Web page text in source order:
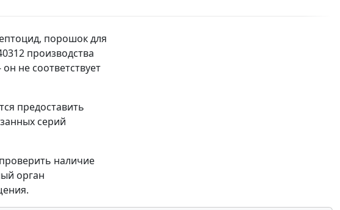
порошок для
производства
не соответствует
предоставить
серий
наличие
орган